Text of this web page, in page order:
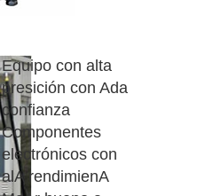
Equipo con alta
presición con Ada
confianza
Componentes
electrónicos con
alA rendimienA